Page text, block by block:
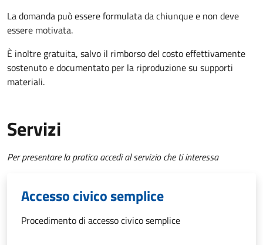
La domanda può essere formulata da chiunque e non deve
essere motivata.
È inoltre gratuita, salvo il rimborso del costo effettivamente
sostenuto e documentato per la riproduzione su supporti
materiali.
Servizi
Per presentare la pratica accedi al servizio che ti interessa
Accesso civico semplice
Procedimento di accesso civico semplice